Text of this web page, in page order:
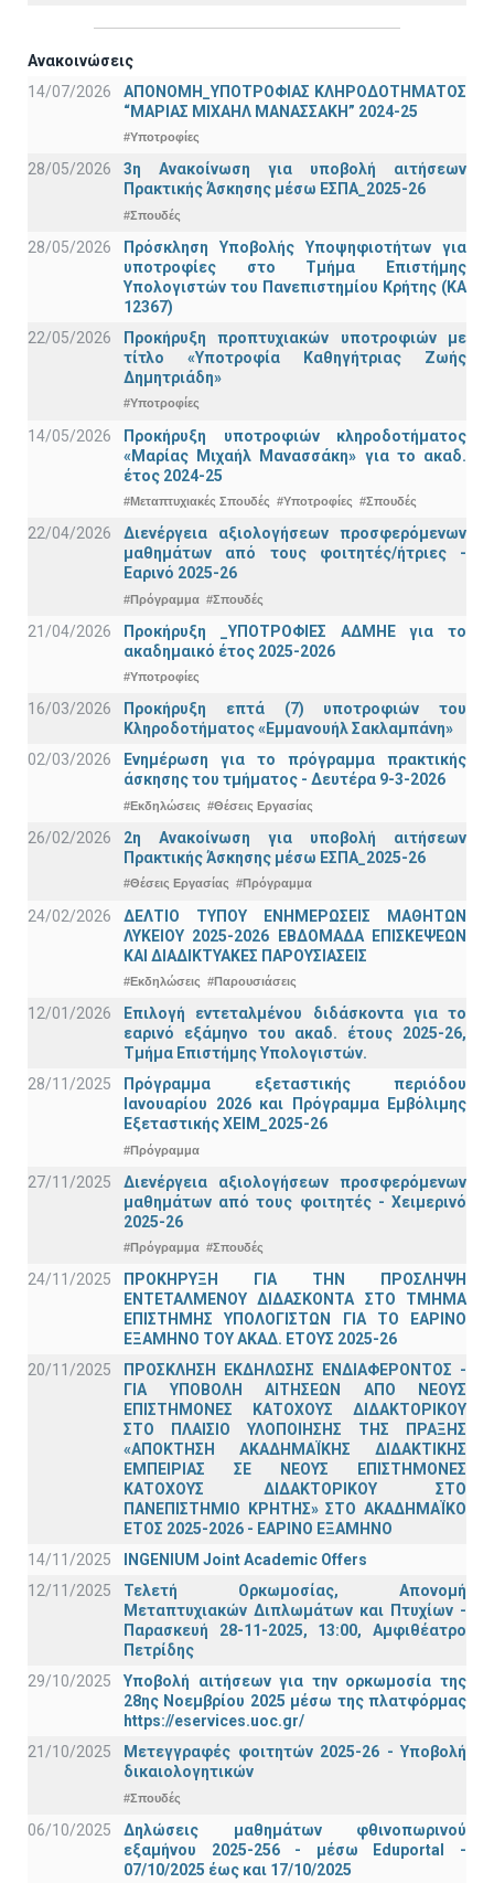
Ανακοινώσεις
14/07/2026
ΑΠΟΝΟΜΗ_ΥΠΟΤΡΟΦΙΑΣ ΚΛΗΡΟΔΟΤΗΜΑΤΟΣ
“ΜΑΡΙΑΣ ΜΙΧΑΗΛ ΜΑΝΑΣΣΑΚΗ” 2024-25
#Υποτροφίες
28/05/2026
3η Ανακοίνωση για υποβολή αιτήσεων
Πρακτικής Άσκησης μέσω ΕΣΠΑ_2025-26
#Σπουδές
28/05/2026
Πρόσκληση Υποβολής Υποψηφιοτήτων για
υποτροφίες στο Τμήμα Επιστήμης
Υπολογιστών του Πανεπιστημίου Κρήτης (ΚΑ
12367)
22/05/2026
Προκήρυξη προπτυχιακών υποτροφιών με
τίτλο «Υποτροφία Καθηγήτριας Ζωής
Δημητριάδη»
#Υποτροφίες
14/05/2026
Προκήρυξη υποτροφιών κληροδοτήματος
«Μαρίας Μιχαήλ Μανασσάκη» για το ακαδ.
έτος 2024-25
#Μεταπτυχιακές Σπουδές #Υποτροφίες #Σπουδές
22/04/2026
Διενέργεια αξιολογήσεων προσφερόμενων
μαθημάτων από τους φοιτητές/ήτριες -
Εαρινό 2025-26
#Πρόγραμμα #Σπουδές
21/04/2026
Προκήρυξη _ΥΠΟΤΡΟΦΙΕΣ ΑΔΜΗΕ για το
ακαδημαικό έτος 2025-2026
#Υποτροφίες
16/03/2026
Προκήρυξη επτά (7) υποτροφιών του
Κληροδοτήματος «Εμμανουήλ Σακλαμπάνη»
02/03/2026
Ενημέρωση για το πρόγραμμα πρακτικής
άσκησης του τμήματος - Δευτέρα 9-3-2026
#Εκδηλώσεις #Θέσεις Εργασίας
26/02/2026
2η Ανακοίνωση για υποβολή αιτήσεων
Πρακτικής Άσκησης μέσω ΕΣΠΑ_2025-26
#Θέσεις Εργασίας #Πρόγραμμα
24/02/2026
ΔΕΛΤΙΟ ΤΥΠΟΥ ΕΝΗΜΕΡΩΣΕΙΣ ΜΑΘΗΤΩΝ
ΛΥΚΕΙΟΥ 2025-2026 ΕΒΔΟΜΑΔΑ ΕΠΙΣΚΕΨΕΩΝ
ΚΑΙ ΔΙΑΔΙΚΤΥΑΚΕΣ ΠΑΡΟΥΣΙΑΣΕΙΣ
#Εκδηλώσεις #Παρουσιάσεις
12/01/2026
Επιλογή εντεταλμένου διδάσκοντα για το
εαρινό εξάμηνο του ακαδ. έτους 2025-26,
Τμήμα Επιστήμης Υπολογιστών.
28/11/2025
Πρόγραμμα εξεταστικής περιόδου
Ιανουαρίου 2026 και Πρόγραμμα Εμβόλιμης
Εξεταστικής ΧΕΙΜ_2025-26
#Πρόγραμμα
27/11/2025
Διενέργεια αξιολογήσεων προσφερόμενων
μαθημάτων από τους φοιτητές - Χειμερινό
2025-26
#Πρόγραμμα #Σπουδές
24/11/2025
ΠΡΟΚΗΡΥΞΗ ΓΙΑ ΤΗΝ ΠΡΟΣΛΗΨΗ
ΕΝΤΕΤΑΛΜΕΝΟΥ ΔΙΔΑΣΚΟΝΤΑ ΣΤΟ ΤΜΗΜΑ
ΕΠΙΣΤΗΜΗΣ ΥΠΟΛΟΓΙΣΤΩΝ ΓΙΑ ΤΟ ΕΑΡΙΝΟ
ΕΞΑΜΗΝΟ ΤΟΥ ΑΚΑΔ. ΕΤΟΥΣ 2025-26
20/11/2025
ΠΡΟΣΚΛΗΣΗ ΕΚΔΗΛΩΣΗΣ ΕΝΔΙΑΦΕΡΟΝΤΟΣ -
ΓΙΑ ΥΠΟΒΟΛΗ ΑΙΤΗΣΕΩΝ ΑΠΟ ΝΕΟΥΣ
ΕΠΙΣΤΗΜΟΝΕΣ ΚΑΤΟΧΟΥΣ ΔΙΔΑΚΤΟΡΙΚΟΥ
ΣΤΟ ΠΛΑΙΣΙΟ ΥΛΟΠΟΙΗΣΗΣ ΤΗΣ ΠΡΑΞΗΣ
«ΑΠΟΚΤΗΣΗ ΑΚΑΔΗΜΑΪΚΗΣ ΔΙΔΑΚΤΙΚΗΣ
ΕΜΠΕΙΡΙΑΣ ΣΕ ΝΕΟΥΣ ΕΠΙΣΤΗΜΟΝΕΣ
ΚΑΤΟΧΟΥΣ ΔΙΔΑΚΤΟΡΙΚΟΥ ΣΤΟ
ΠΑΝΕΠΙΣΤΗΜΙΟ ΚΡΗΤΗΣ» ΣΤΟ ΑΚΑΔΗΜΑΪΚΟ
ΕΤΟΣ 2025-2026 - ΕΑΡΙΝΟ ΕΞΑΜΗΝΟ
14/11/2025
INGENIUM Joint Academic Offers
12/11/2025
Τελετή Ορκωμοσίας, Απονομή
Μεταπτυχιακών Διπλωμάτων και Πτυχίων -
Παρασκευή 28-11-2025, 13:00, Αμφιθέατρο
Πετρίδης
29/10/2025
Υποβολή αιτήσεων για την ορκωμοσία της
28ης Νοεμβρίου 2025 μέσω της πλατφόρμας
https://eservices.uoc.gr/
21/10/2025
Μετεγγραφές φοιτητών 2025-26 - Υποβολή
δικαιολογητικών
#Σπουδές
06/10/2025
Δηλώσεις μαθημάτων φθινοπωρινού
εξαμήνου 2025-256 - μέσω Εduportal -
07/10/2025 έως και 17/10/2025